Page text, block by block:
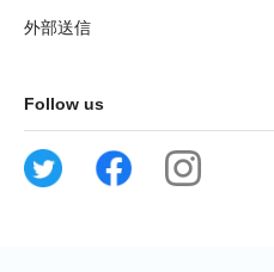
外部送信
Follow us